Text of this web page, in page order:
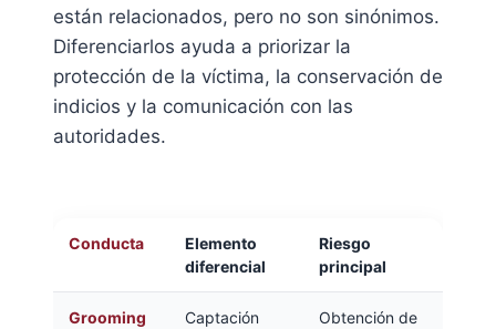
están relacionados, pero no son sinónimos.
Diferenciarlos ayuda a priorizar la
protección de la víctima, la conservación de
indicios y la comunicación con las
autoridades.
Conducta
Elemento
diferencial
Riesgo
principal
Grooming
Captación
Obtención de